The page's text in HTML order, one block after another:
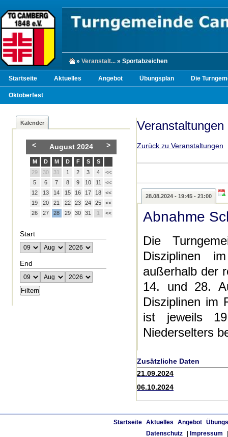
» Veranstalt... » Sportabzeichen
Startseite Aktuelles Angebot Übungsplan Die
Oktoberfest
Kalender
August 2024
< >
M D M D F S
S
29
30 31 1 2 3 4
<<
5
6 7 8 9 10 11
<<
12
13 14 15 16 17 18
<<
19
20 21 22 23 24 25
<<
26
27 28 29 30 31 1 <<
Start
End
Veranstaltungen
Zurück zu Veranstaltungen
28.08.2024 - 19:45 - 21:00
Abnahme
Die
Disziplinen
außerhalb der
14. und 28.
Disziplinen im
ist jeweils
Niederselters
Zusätzliche Daten
21.09.2024
06.10.2024
Startseite Aktuelles Angebot
Datenschutz
Impressum